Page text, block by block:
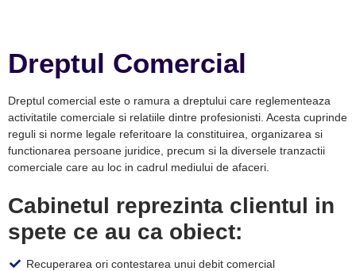
Dreptul Comercial
Dreptul comercial este o ramura a dreptului care reglementeaza
activitatile comerciale si relatiile dintre profesionisti. Acesta cuprinde
reguli si norme legale referitoare la constituirea, organizarea si
functionarea persoane juridice, precum si la diversele tranzactii
comerciale care au loc in cadrul mediului de afaceri.
Cabinetul reprezinta clientul in
spete ce au ca obiect:
Recuperarea ori contestarea unui debit comercial